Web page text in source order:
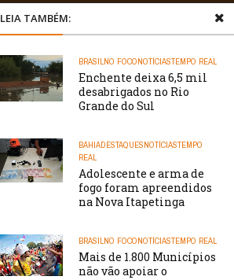
LEIA TAMBÉM:
BRASILNO FOCONOTÍCIASTEMPO REAL
Enchente deixa 6,5 mil
desabrigados no Rio
Grande do Sul
BAHIADESTAQUESNOTÍCIASTEMPO
REAL
Adolescente e arma de
fogo foram apreendidos
na Nova Itapetinga
BRASILNO FOCONOTÍCIASTEMPO REAL
Mais de 1.800 Municípios
não vão apoiar o
EQUIPE O PORTAL CONTATO
/// WebtivaHOSTING